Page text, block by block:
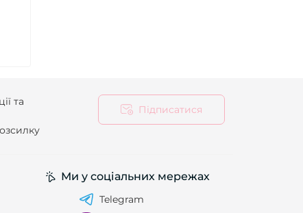
та
Підписатися
Ми у соціальних мережах
Telegram